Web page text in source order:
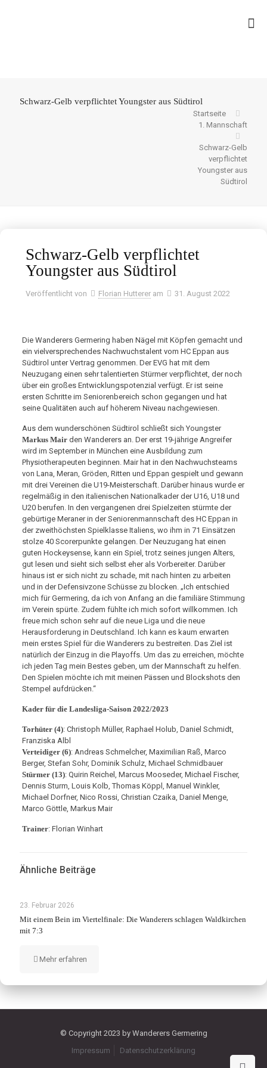
Schwarz-Gelb verpflichtet Youngster aus Südtirol
Startseite
1. Mannschaft
Schwarz-Gelb
verpflichtet
Youngster aus
Südtirol
Schwarz-Gelb verpflichtet
Youngster aus Südtirol
Veröffentlicht von Florian Hutterer am 31. August 2022
Die Wanderers Germering haben Nägel mit Köpfen gemacht und
ein vielversprechendes Nachwuchstalent vom HC Eppan aus
Südtirol unter Vertrag genommen. Der EVG hat mit dem
Neuzugang einen sehr talentierten Stürmer verpflichtet, der noch
über ein großes Entwicklungspotenzial verfügt. Er ist seine
ersten Schritte im Seniorenbereich schon gegangen und hat
seine Qualitäten auch auf höherem Niveau nachgewiesen.
Aus dem wunderschönen Südtirol schließt sich Youngster
Markus Mairden Wanderers an. Der erst 19-jährige Angreifer
wird im September in München eine Ausbildung zum
Physiotherapeuten beginnen. Mair hat in den Nachwuchsteams
von Lana, Meran, Gröden, Ritten und Eppan gespielt und gewann
mit drei Vereinen die U19-Meisterschaft. Darüber hinaus wurde er
regelmäßig in den italienischen Nationalkader der U16, U18 und
U20 berufen. In den vergangenen drei Spielzeiten stürmte der
gebürtige Meraner in der Seniorenmannschaft des HC Eppan in
der zweithöchsten Spielklasse Italiens, wo ihm in 71 Einsätzen
stolze 40 Scorerpunkte gelangen. Der Neuzugang hat einen
guten Hockeysense, kann ein Spiel, trotz seines jungen Alters,
gut lesen und sieht sich selbst eher als Vorbereiter. Darüber
hinaus ist er sich nicht zu schade, mit nach hinten zu arbeiten
und in der Defensivzone Schüsse zu blocken. „Ich entschied
mich für Germering, da ich von Anfang an die familiäre Stimmung
im Verein spürte. Zudem fühlte ich mich sofort willkommen. Ich
freue mich schon sehr auf die neue Liga und die neue
Herausforderung in Deutschland. Ich kann es kaum erwarten
mein erstes Spiel für die Wanderers zu bestreiten. Das Ziel ist
natürlich der Einzug in die Playoffs. Um das zu erreichen, möchte
ich jeden Tag mein Bestes geben, um der Mannschaft zu helfen.
Den Spielen möchte ich mit meinen Pässen und Blockshots den
Stempel aufdrücken.“
Kader für die Landesliga-Saison 2022/2023
Torhüter (4): Christoph Müller, Raphael Holub, Daniel Schmidt,
Franziska Albl
Verteidiger (6): Andreas Schmelcher, Maximilian Raß, Marco
Berger, Stefan Sohr, Dominik Schulz, Michael Schmidbauer
Stürmer (13): Quirin Reichel, Marcus Mooseder, Michael Fischer,
Dennis Sturm, Louis Kolb, Thomas Köppl, Manuel Winkler,
Michael Dorfner, Nico Rossi, Christian Czaika, Daniel Menge,
Marco Göttle, Markus Mair
Trainer: Florian Winhart
Ähnliche Beiträge
23. Februar 2026
Mit einem Bein im Viertelfinale: Die Wanderers schlagen Waldkirchen
mit 7:3
Mehr erfahren
© Copyright 2023 by Wanderers Germering
Impressum
Datenschutzerklärung